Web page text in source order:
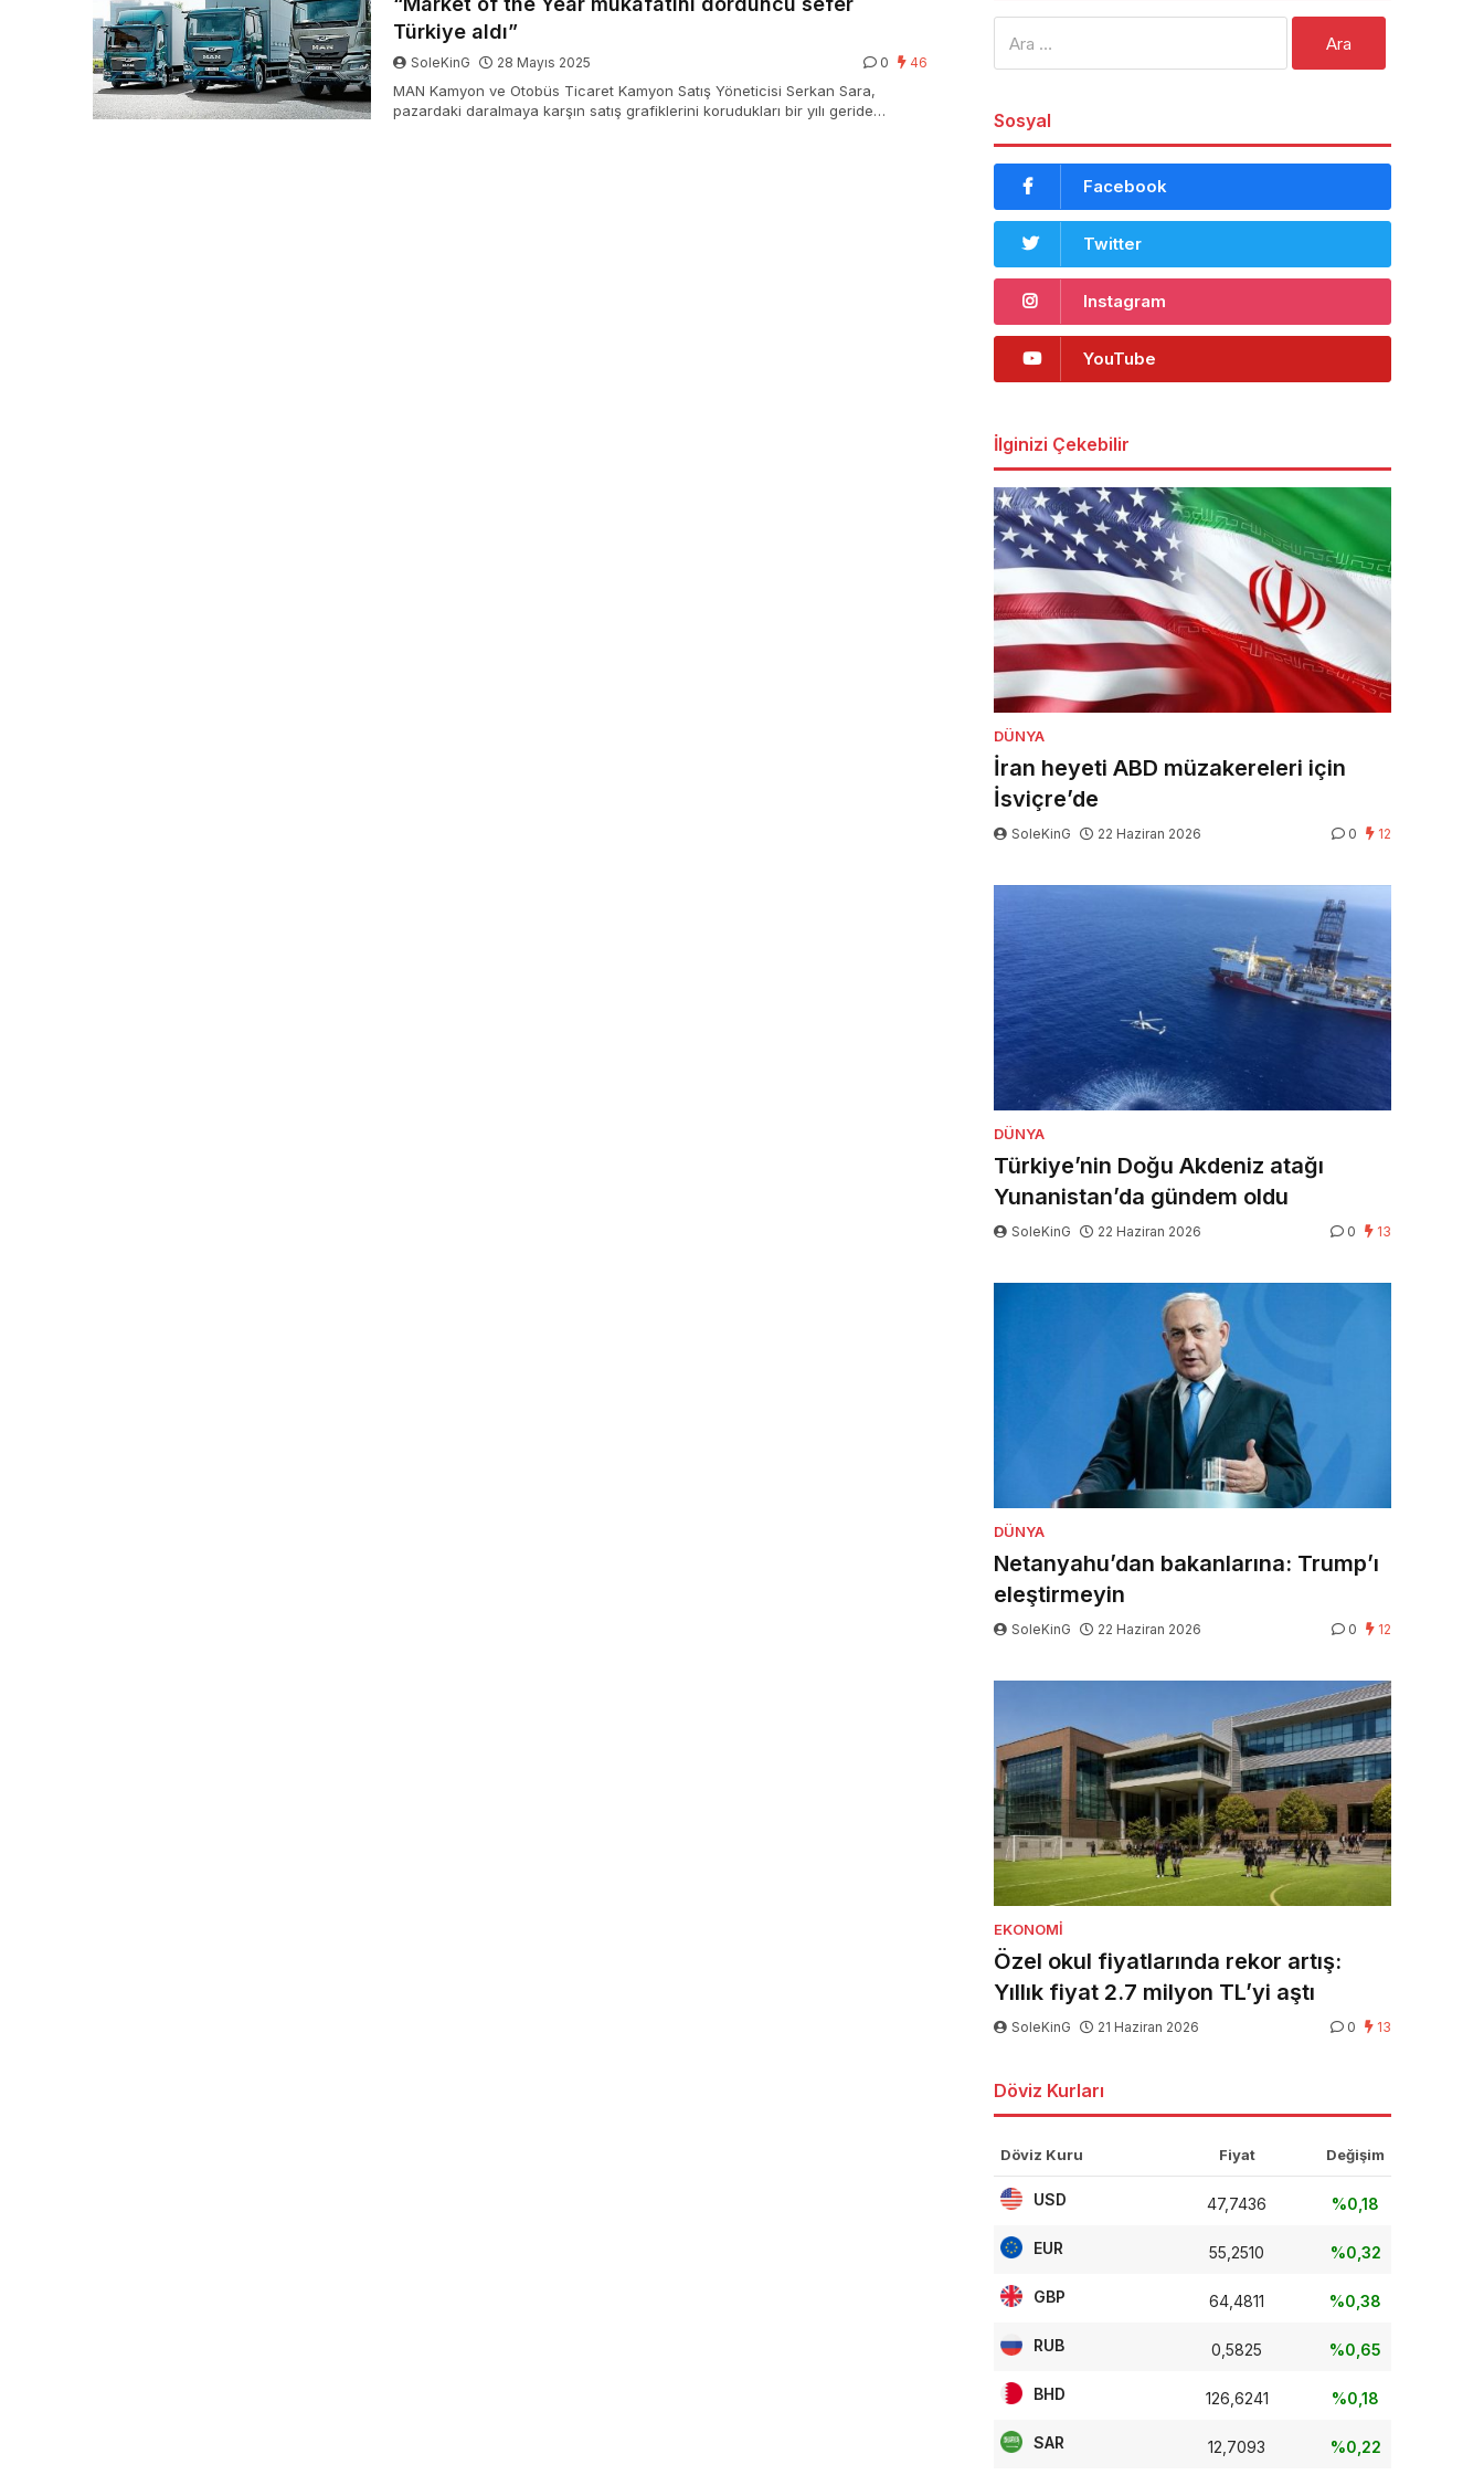
Türkiye aldı”
SoleKinG 28 Mayıs 2025 0 46
MAN Kamyon ve Otobüs Ticaret Kamyon Satış Yöneticisi Serkan Sara,
pazardaki daralmaya karşın satış grafiklerini korudukları bir yılı geride
Sosyal
Facebook
Twitter
Instagram
YouTube
İlginizi Çekebilir
DÜNYA
İran heyeti ABD müzakereleri için
İsviçre’de
SoleKinG 22 Haziran 2026 0 12
DÜNYA
Türkiye’nin Doğu Akdeniz atağı
Yunanistan’da gündem oldu
SoleKinG 22 Haziran 2026 0 13
DÜNYA
Netanyahu’dan bakanlarına: Trump’ı
eleştirmeyin
SoleKinG 22 Haziran 2026 0 12
EKONOMI
Özel okul fiyatlarında rekor artış:
Yıllık fiyat 2.7 milyon TL’yi aştı
SoleKinG 21 Haziran 2026 0 13
Döviz Kurları
Döviz Kuru Fiyat Değişim
USD 47,7436 %0,18
EUR 55,2510 %0,32
GBP 64,4811 %0,38
RUB 0,5825 %0,65
BHD 126,6241 %0,18
SAR 12,7093 %0,22